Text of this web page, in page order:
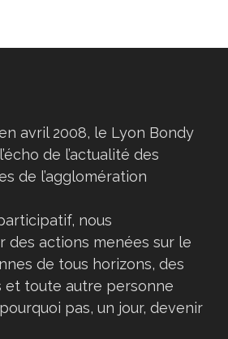
avril 2008, le Lyon Bondy
de l’actualité des
de l’agglomération
nous
des actions menées sur le
de tous horizons, des
et toute autre personne
pas, un jour, devenir